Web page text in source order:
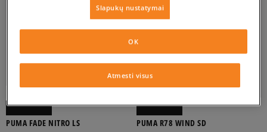
PUMA FADE NITRO LS PUMA R78 WIND SD
Slapukų nustatymai
Atmesti visus
OK